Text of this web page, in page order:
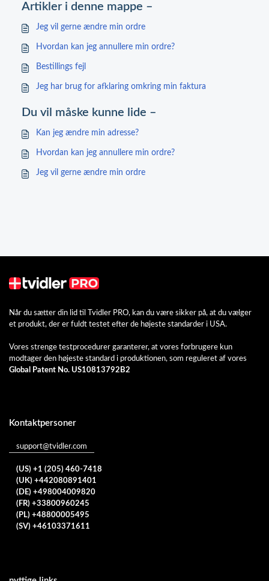
Artikler i denne mappe –
Jeg vil gerne ændre min ordre
Hvordan kan jeg annullere min ordre?
Bestillings fejl
Jeg har brug for afklaring omkring min faktura
Du vil måske kunne lide –
Kan jeg ændre min adresse?
Hvordan kan jeg annullere min ordre?
Jeg vil gerne ændre min ordre
Når du sætter din lid til Tvidler PRO, kan du være sikker på, at du vælger
et produkt, der er fuldt testet efter de højeste standarder i USA.
Vores strenge testprocedurer garanterer, at vores forbrugere kun
modtager den højeste standard i produktionen, som reguleret af vores
Global Patent No. US10813792B2
Kontaktpersoner
support@tvidler.com
(US) +1 (205) 460-7418
(UK) +442080891401
(DE) +498004009820
(FR) +33800960245
(PL) +48800005495
(SV) +46103371611